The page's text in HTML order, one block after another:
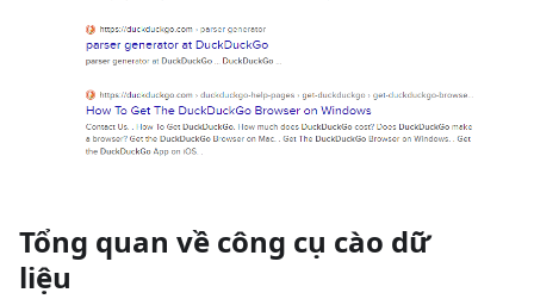
Tổng quan về công cụ cào dữ
liệu